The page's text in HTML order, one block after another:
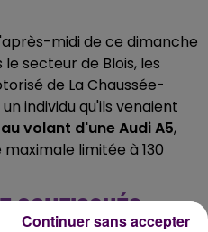
midi de ce dimanche
secteur de Blois, les
de La Chaussée-
individu qu'ils venaient
volant d'une Audi A5,
limitée à 130
CONFISQUÉS
Continuer sans accepter